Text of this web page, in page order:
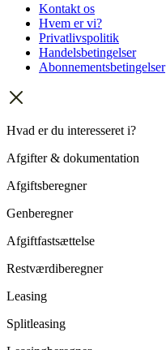
Kontakt os
Hvem er vi?
Privatlivspolitik
Handelsbetingelser
Abonnementsbetingelser
Hvad er du interesseret i?
Afgifter & dokumentation
Afgiftsberegner
Genberegner
Afgiftfastsættelse
Restværdiberegner
Leasing
Splitleasing